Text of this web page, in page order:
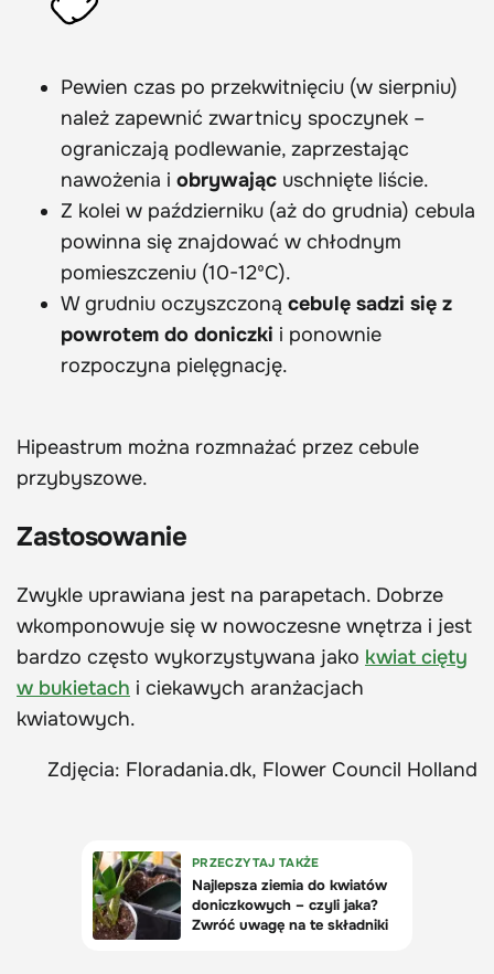
Pewien czas po przekwitnięciu (w sierpniu)
należ zapewnić zwartnicy spoczynek –
ograniczają podlewanie, zaprzestając
nawożenia i obrywając uschnięte liście.
Z kolei w październiku (aż do grudnia) cebula
powinna się znajdować w chłodnym
pomieszczeniu (10-12ºC).
W grudniu oczyszczoną cebulę sadzi się z
powrotem do doniczki i ponownie
rozpoczyna pielęgnację.
Hipeastrum można rozmnażać przez cebule
przybyszowe.
Zastosowanie
Zwykle uprawiana jest na parapetach. Dobrze
wkomponowuje się w nowoczesne wnętrza i jest
bardzo często wykorzystywana jako kwiat cięty
w bukietach i ciekawych aranżacjach
kwiatowych.
Zdjęcia: Floradania.dk, Flower Council Holland